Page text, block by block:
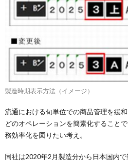
製造時期表示方法（イメージ）
流通における旬単位での商品管理を緩
どのオペレーションを簡素化すること
務効率化を図りたい考え。
同社は2020年2月製造分から日本国内